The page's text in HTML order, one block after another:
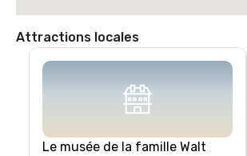
Attractions locales
Le musée de la famille Walt